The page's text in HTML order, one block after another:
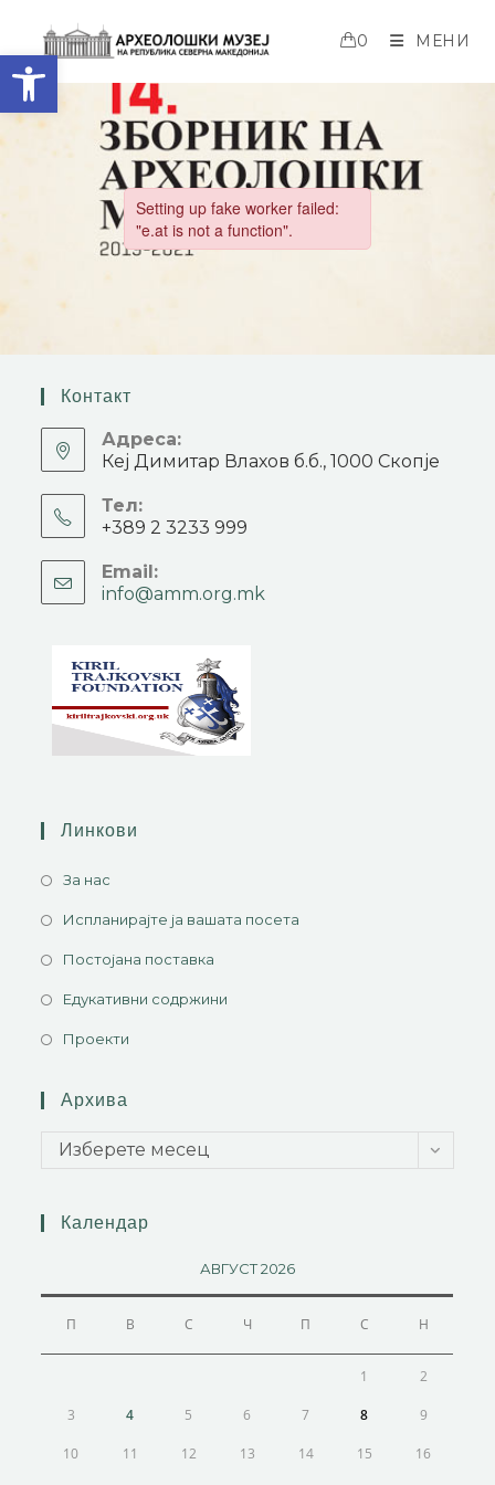
Open toolbar
0 МЕНИ
Контакт
Адреса:
Кеј Димитар Влахов б.б., 1000 Скопје
Тел:
+389 2 3233 999
Email:
info@amm.org.mk
Линкови
За нас
Испланирајте ја вашата посета
Постојана поставка
Едукативни содржини
Проекти
Архива
Изберете месец
Календар
АВГУСТ 2026
П В С Ч П С Н
1 2
3 4 5 6 7 8 9
10 11 12 13 14 15 16